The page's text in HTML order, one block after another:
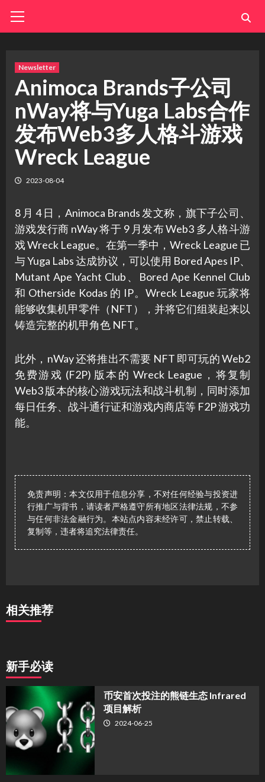
Menu
Newsletter
Animoca Brands子公司
nWay将与Yuga Labs合作
发布Web3多人格斗游戏
Wreck League
2023-08-04
8 月 4 日，Animoca Brands 发文称，旗下子公司、
游戏发行商 nWay 将于 9 月发布 Web3 多人格斗游
戏 Wreck League。在第一季中，Wreck League 已
与 Yuga Labs 达成协议，可以使用 Bored Apes IP、
Mutant Ape Yacht Club、Bored Ape Kennel Club
和 Otherside Kodas 的 IP。Wreck League 玩家将
能够收集机甲零件（NFT），并将它们组装起来以
铸造完整的机甲角色 NFT。
此外，nWay 还将推出不需要 NFT 即可玩的 Web2
免费游戏 (F2P) 版本的 Wreck League，将复制
Web3 版本的核心游戏玩法和战斗机制，同时添加
每日任务、战斗通行证和游戏内商店等 F2P 游戏功
能。
免责声明：本文仅用于信息分享，不对任何经验与投资进
行推广与背书，请读者严格遵守所有地区法律法规，不参
与任何非法金融行为。本站点内容未经许可，禁止转载、
复制等，违者将追究法律责任。
相关推荐
新手必读
币安首次投注的熊链生态 Infrared
项目解析
2024-06-25